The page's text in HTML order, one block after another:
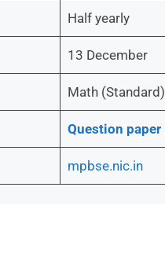
Half yearly
13 December
Math (Standard)
Question paper
mpbse.nic.in